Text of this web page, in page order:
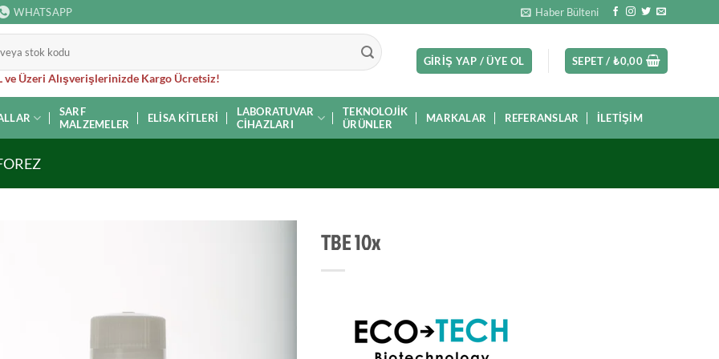
WHATSAPP Haber Bülteni
ve Üzeri Alışverişlerinizde Kargo Ücretsiz!
GIRIŞ YAP / ÜYE OL SEPET /₺0,00
SARF
MALZEMELER
ELISA KITLERI
LABORATUVAR
CIHAZLARI
TEKNOLOJIK
ÜRÜNLER
MARKALAR REFERANSLAR İLETIŞIM
TBE 10x